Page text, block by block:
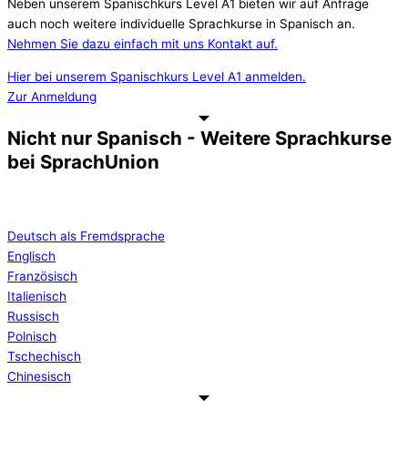
Neben unserem Spanischkurs Level A1 bieten wir auf Anfrage
auch noch weitere individuelle Sprachkurse in Spanisch an.
Nehmen Sie dazu einfach mit uns Kontakt auf.
Hier bei unserem Spanischkurs Level A1 anmelden.
Zur Anmeldung
Nicht nur Spanisch - Weitere Sprachkurse
bei SprachUnion
Deutsch als Fremdsprache
Englisch
Französisch
Italienisch
Russisch
Polnisch
Tschechisch
Chinesisch